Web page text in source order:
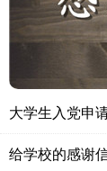
大学生入党申
给学校的感谢